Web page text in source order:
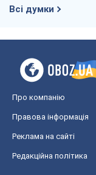
Всі думки
Про компанію
Правова інформація
Реклама на сайті
Редакційна політика